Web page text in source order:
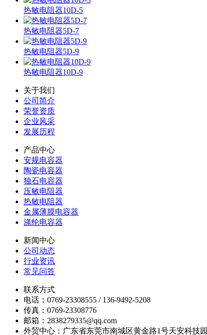
热敏电阻器10D-5
热敏电阻器5D-7
热敏电阻器5D-9
热敏电阻器10D-9
关于我们
公司简介
荣誉资质
企业风采
发展历程
产品中心
安规电容器
陶瓷电容器
独石电容器
压敏电阻器
热敏电阻器
金属薄膜电容器
涤纶电容器
新闻中心
公司动态
行业资讯
常见问答
联系方式
电话：0769-23308555 / 136-9492-5208
传真：0769-23308776
邮箱：2838279335@qq.com
外贸中心：广东省东莞市南城区黄金路1号天安科技园